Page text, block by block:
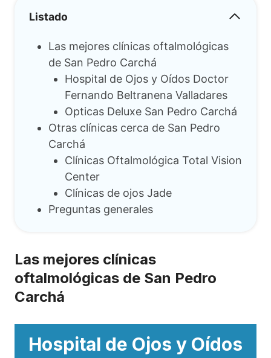
Listado
Las mejores clínicas oftalmológicas
de San Pedro Carchá
Hospital de Ojos y Oídos Doctor
Fernando Beltranena Valladares
Opticas Deluxe San Pedro Carchá
Otras clínicas cerca de San Pedro
Carchá
Clínicas Oftalmológica Total Vision
Center
Clínicas de ojos Jade
Preguntas generales
Las mejores clínicas
oftalmológicas de San Pedro
Carchá
Hospital de Ojos y Oídos